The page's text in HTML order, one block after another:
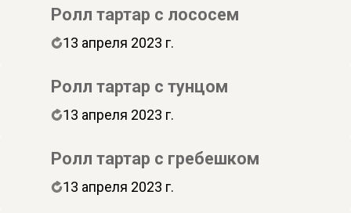
Ролл тартар с лососем
13 апреля 2023 г.
Ролл тартар с тунцом
13 апреля 2023 г.
Ролл тартар с гребешком
13 апреля 2023 г.